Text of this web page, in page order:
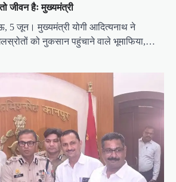
जीवन हैः मुख्यमंत्री
5 जून। मुख्यमंत्री योगी आदित्यनाथ ने
को नुकसान पहुंचाने वाले भूमाफिया,…